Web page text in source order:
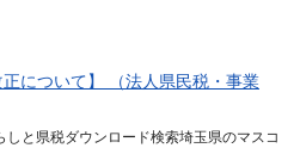
正について】 （法人県民税・事業
と県税ダウンロード検索埼玉県のマスコ